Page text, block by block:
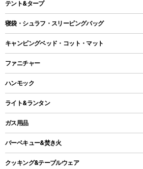
テント&タープ
テント
ツールームテント
ワンポールテント
シェルターテント
ロッジ型・オリジナルテント
タープ
寝袋・シュラフ・スリーピングバッグ
レクタングラー型（封筒型）シュラフ
インナーシュラフ
キャンピングベッド・コット・マット
キャンピングベッド・コット
インフレータブルマット
ファニチャー
アウトドアテーブル
レジャーシート
ハンモック
ライト&ランタン
LEDランタン
ガスランタン
オイルランタン
ガス用品
ガスバーナー
バーベキュー&焚き火
バーベキューコンロ、グリル
クッキング&テーブルウェア